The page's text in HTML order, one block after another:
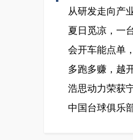
从研发走向产
夏日觅凉，一
会开车能点单
多跑多赚，越
浩思动力荣获
中国台球俱乐